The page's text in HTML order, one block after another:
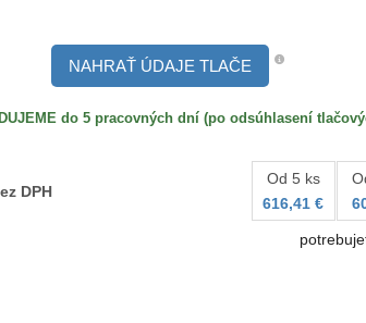
NAHRAŤ ÚDAJE TLAČE
do 5 pracovných dní (po odsúhlasení
DPH
Od 5 ks
616,41 €